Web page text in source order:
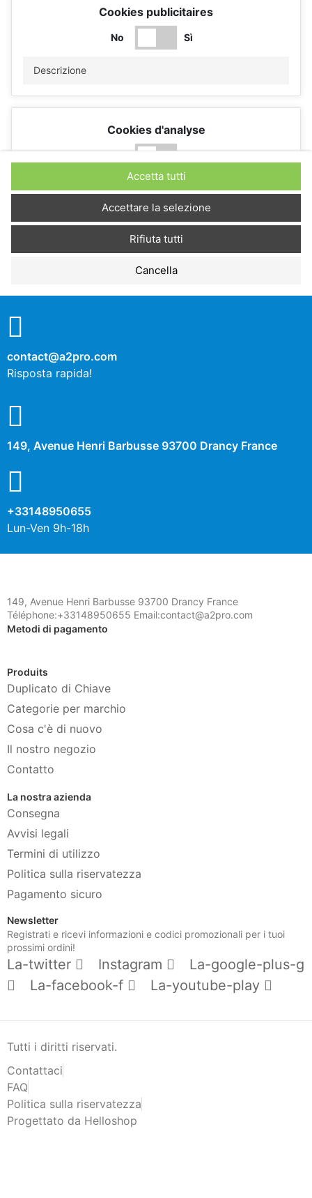
Cookies publicitaires
No Sì
Descrizione
Cookies d'analyse
No Sì
Descrizione
Cookies de performance
Cancella
Rifiuta tutti
Accettare la selezione
Accetta tutti
contact@a2pro.com
Risposta rapida!
149, Avenue Henri Barbusse 93700 Drancy France
+33148950655
Lun-Ven 9h-18h
149, Avenue Henri Barbusse 93700 Drancy France
Téléphone:+33148950655 Email:contact@a2pro.com
Metodi di pagamento
Produits
Duplicato di Chiave
Categorie per marchio
Cosa c'è di nuovo
Il nostro negozio
Contatto
La nostra azienda
Consegna
Avvisi legali
Termini di utilizzo
Politica sulla riservatezza
Pagamento sicuro
Newsletter
Registrati e ricevi informazioni e codici promozionali per i tuoi
prossimi ordini!
La-twitter Instagram
La-google-plus-g
La-facebook-f
La-youtube-play
Tutti i diritti riservati.
Contattaci
FAQ
Politica sulla riservatezza
Progettato da Helloshop